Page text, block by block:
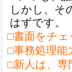
しかし、そ
はずです。
□書面をチ
□事務処理能
□新人は、